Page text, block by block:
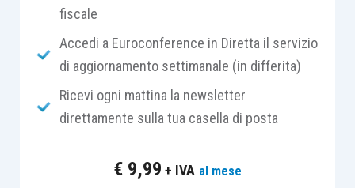
importante: non è importante
credito
, commerciale o finanziario che sia,
piuttosto lo è la
motivazione della rinuncia, che
patrimoniale della società. Viceversa, nel caso
di rinuncia dettata da motivazioni
costituirebbe per la società unminor costo
fiscale
Accedi a Euroconference in Diretta il servizio
di aggiornamento settimanale (in differita)
Ricevi ogni mattina la newsletter
direttamente sulla tua casella di posta
€ 9,99 + IVA al mese